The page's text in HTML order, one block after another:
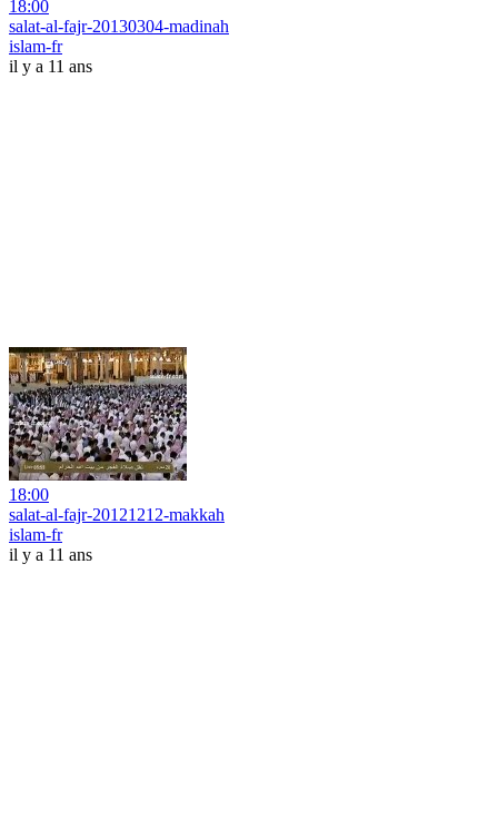
18:00
salat-al-fajr-20130304-madinah
islam-fr
il y a 11 ans
18:00
salat-al-fajr-20121212-makkah
islam-fr
il y a 11 ans